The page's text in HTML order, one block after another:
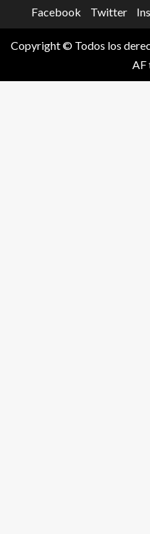
Facebook Twitter
Copyright © Todos los
AF